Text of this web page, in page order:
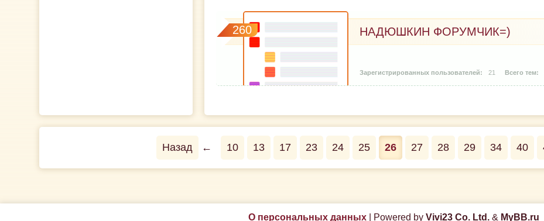
260 НАДЮШКИН ФОРУМЧИК=)
21
Назад ← 10 13 17 23 24 25 26 27 28 29 34 40
О персональных данных| Powered by Vivi23 Co. Ltd.& MyBB.ru